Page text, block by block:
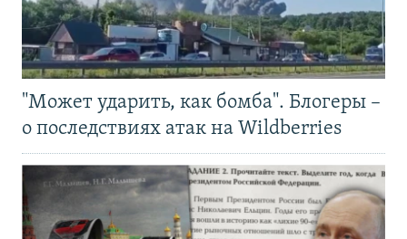
"Может ударить, как бомба". Блогеры –
о последствиях атак на Wildberries